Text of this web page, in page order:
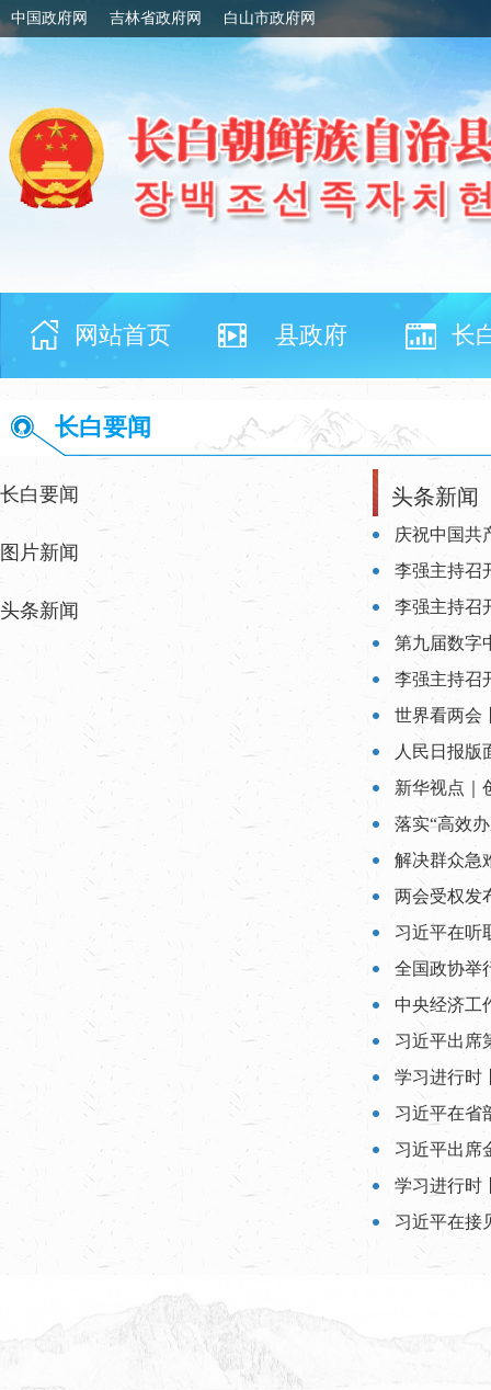
中国政府网 吉林省政府网 白山市政府网
网站首页 县政府 长
长白要闻
长白要闻
图片新闻
头条新闻
头条新闻
庆祝中国共
李强主持召
第九届数字
李强主持召
世界看两会
人民日报版
新华视点｜
落实“高效
解决群众急
两会受权发
全国政协举
中央经济工
习近平出席
习近平出席
学习进行时